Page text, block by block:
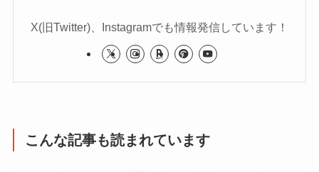
X(旧Twitter)、Instagramでも情報発信しています！
こんな記事も読まれています